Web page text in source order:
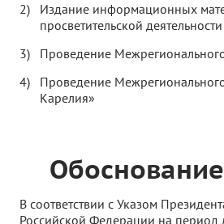
Издание информационных
просветительской деятельности
Проведение
Проведение
Карелия»
В соответствии с Указом
Российской Федерации на период